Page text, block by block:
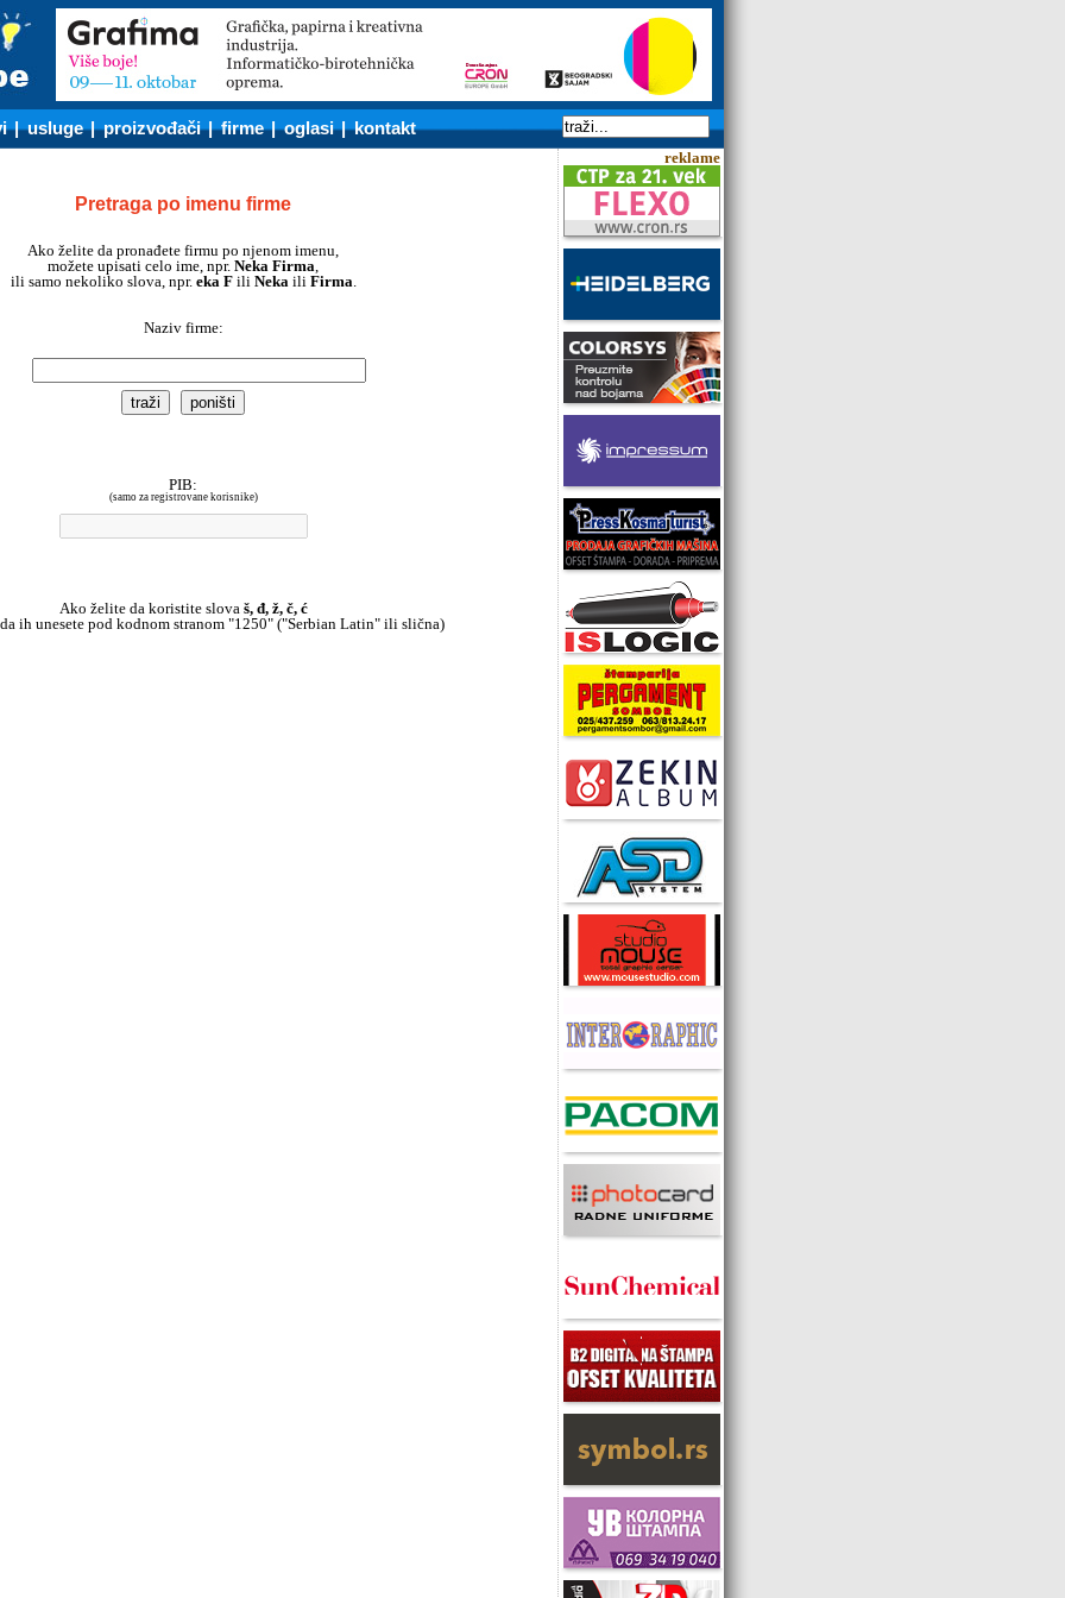
|usluge |proizvođači |firme |oglasi |kontakt
Pretraga po imenu firme
Ako želite da pronađete firmu po njenom imenu,
možete upisati celo ime, npr. Neka Firma,
ili samo nekoliko slova, npr. eka Fili Nekaili Firma.
Naziv firme:
PIB:
(samo za registrovane korisnike)
Ako želite da koristite slova š, đ, ž, č, ć
ih unesete pod kodnom stranom "1250" ("Serbian Latin" ili slična)
reklame